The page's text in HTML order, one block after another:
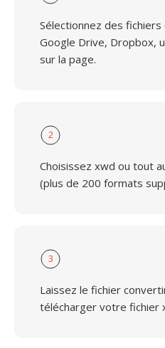
Sélectionnez des
Google Drive, Dropbox,
sur la page.
2
Choisissez xwd ou tout
(plus de 200 formats
3
Laissez le fichier
télécharger votre fichier